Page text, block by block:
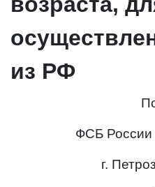
из РФ
ФСБ России
г.